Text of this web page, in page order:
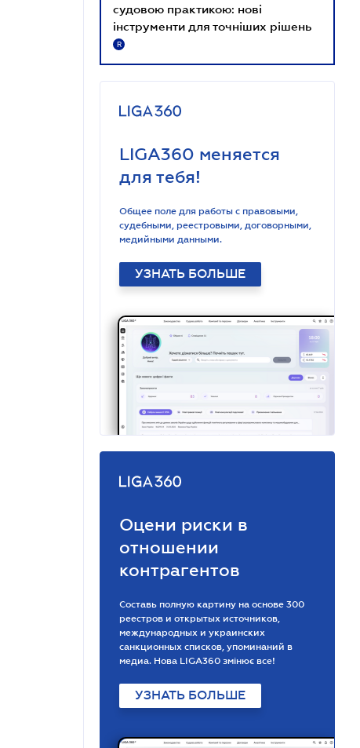
судовою практикою: нові
інструменти для точніших рішень
R
LIGA360 меняется
для тебя!
Общее поле для работы с правовыми,
судебными, реестровыми, договорными,
медийными данными.
УЗНАТЬ БОЛЬШЕ
Оцени риски в
отношении
контрагентов
Составь полную картину на основе 300
реестров и открытых источников,
международных и украинских
санкционных списков, упоминаний в
медиа. Нова LIGA360 змінює все!
УЗНАТЬ БОЛЬШЕ